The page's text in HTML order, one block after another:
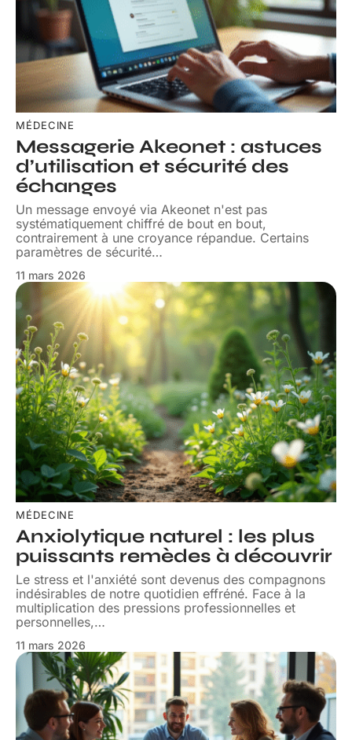
MÉDECINE
Messagerie Akeonet : astuces
d’utilisation et sécurité des
échanges
Un message envoyé via Akeonet n'est pas
systématiquement chiffré de bout en bout,
contrairement à une croyance répandue. Certains
paramètres de sécurité…
11 mars 2026
MÉDECINE
Anxiolytique naturel : les plus
puissants remèdes à découvrir
Le stress et l'anxiété sont devenus des compagnons
indésirables de notre quotidien effréné. Face à la
multiplication des pressions professionnelles et
personnelles,…
11 mars 2026